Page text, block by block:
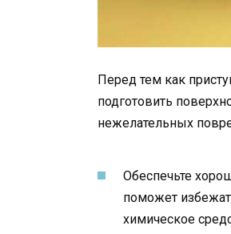
Перед тем как
подготовить
нежелательных
Обеспечьте
поможет
химическое